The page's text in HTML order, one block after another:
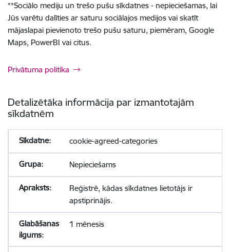
**Sociālo mediju un trešo pušu sīkdatnes - nepieciešamas, lai
Jūs varētu dalīties ar saturu sociālajos medijos vai skatīt
mājaslapai pievienoto trešo pušu saturu, piemēram, Google
Maps, PowerBI vai citus.
Privātuma politika
Detalizētāka informācija par izmantotajām
sīkdatnēm
cookie-agreed-categories
Nepieciešams
Reģistrē, kādas sīkdatnes lietotājs ir
apstiprinājis.
1 mēnesis